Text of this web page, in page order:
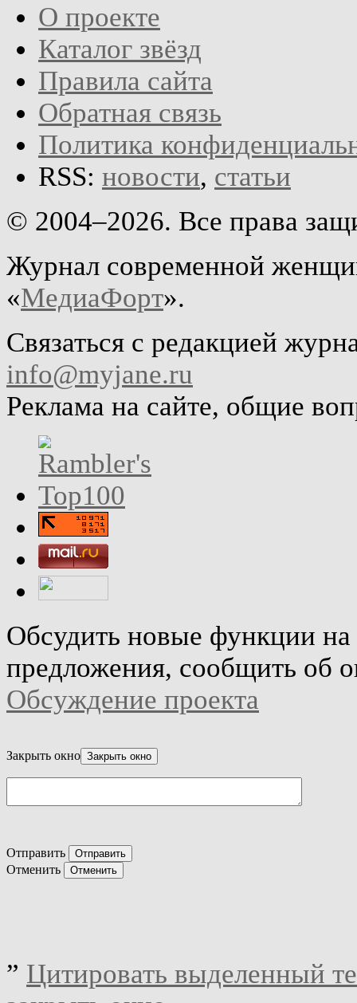
О проекте
Каталог звёзд
Правила сайта
Обратная связь
Политика
RSS: новости, статьи
© 2004–2026. Все права
Журнал современной
«МедиаФорт».
Связаться с редакцией
info@myjane.ru
Реклама на сайте, общие
Обсудить новые функции на
предложения, сообщить об
Обсуждение проекта
Закрыть окно
Отправить
Отменить
” Цитировать выделенный